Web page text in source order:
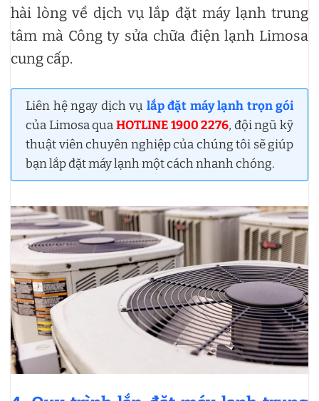
hài lòng về dịch vụ lắp đặt máy lạnh trung
tâm mà Công ty sửa chữa điện lạnh Limosa
cung cấp.
Liên hệ ngay dịch vụ lắp đặt máy lạnh trọn gói
của Limosa quaHOTLINE 1900 2276, đội ngũ kỹ
thuật viên chuyên nghiệp của chúng tôi sẽ giúp
bạn lắp đặt máy lạnh một cách nhanh chóng.